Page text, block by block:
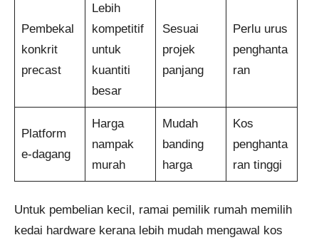
Pembekal
konkrit
precast
Lebih
kompetitif
untuk
kuantiti
besar
Sesuai
projek
panjang
Perlu urus
penghanta
ran
Platform
e-dagang
Harga
nampak
murah
Mudah
banding
harga
Kos
penghanta
ran tinggi
Untuk pembelian kecil, ramai pemilik rumah memilih
kedai hardware kerana lebih mudah mengawal kos